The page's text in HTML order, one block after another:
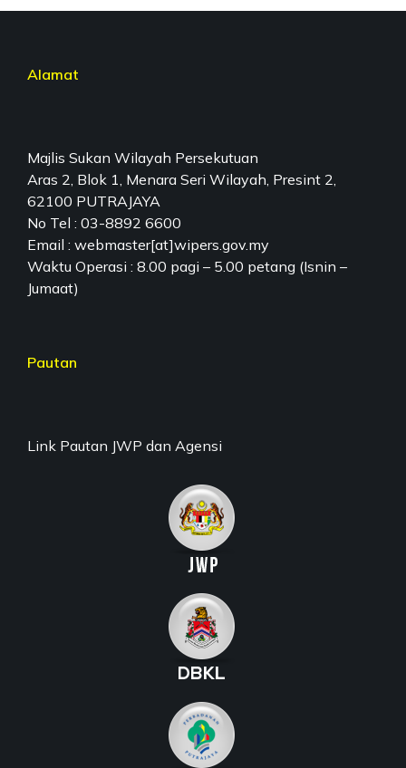
Alamat
Majlis Sukan Wilayah Persekutuan
Aras 2, Blok 1, Menara Seri Wilayah, Presint 2,
62100 PUTRAJAYA
No Tel : 03-8892 6600
Email : webmaster[at]wipers.gov.my
Waktu Operasi : 8.00 pagi – 5.00 petang (Isnin –
Jumaat)
Pautan
Link Pautan JWP dan Agensi